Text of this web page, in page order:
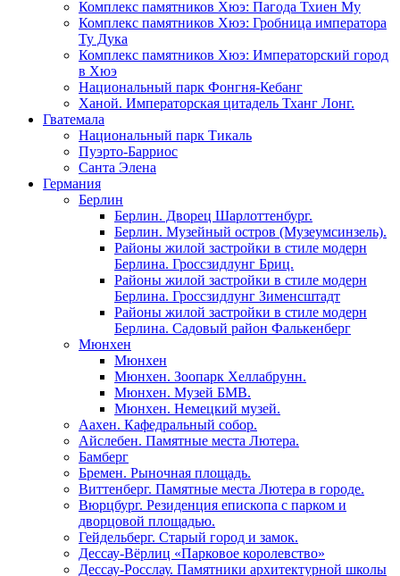
Комплекс памятников Хюэ: Пагода Тхиен Му
Комплекс памятников Хюэ: Гробница императора
Ту Дука
Комплекс памятников Хюэ: Императорский город
в Хюэ
Национальный парк Фонгня-Кебанг
Ханой. Императорская цитадель Тханг Лонг.
Гватемала
Национальный парк Тикаль
Пуэрто-Барриос
Санта Элена
Германия
Берлин
Берлин. Дворец Шарлоттенбург.
Берлин. Музейный остров (Музеумсинзель).
Районы жилой застройки в стиле модерн
Берлина. Гроссзидлунг Бриц.
Районы жилой застройки в стиле модерн
Берлина. Гроссзидлунг Зименсштадт
Районы жилой застройки в стиле модерн
Берлина. Садовый район Фалькенберг
Мюнхен
Мюнхен
Мюнхен. Зоопарк Хеллабрунн.
Мюнхен. Музей БМВ.
Мюнхен. Немецкий музей.
Аахен. Кафедральный собор.
Айслебен. Памятные места Лютера.
Бамберг
Бремен. Рыночная площадь.
Виттенберг. Памятные места Лютера в городе.
Вюрцбург. Резиденция епископа с парком и
дворцовой площадью.
Гейдельберг. Старый город и замок.
Дессау-Вёрлиц «Парковое королевство»
Дессау-Росслау. Памятники архитектурной школы